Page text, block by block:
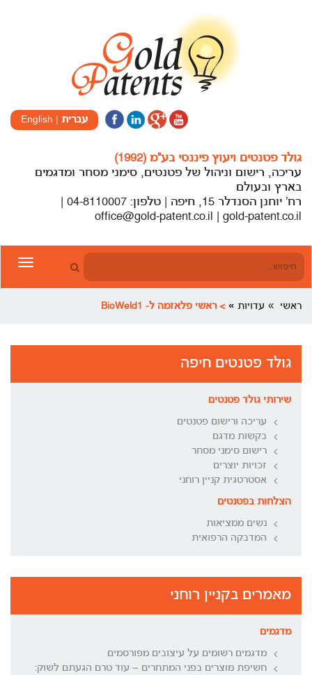
עברית English
גולד פטנטים ויעוץ פיננסי בע”מ (1992)
עריכה, רישום וניהול של פטנטים, סימני מסחר ומדגמים
בארץ ובעולם
office@gold-patent.co.il | gold-patent.co.il
ראשי עדויות > ראשי פלאזמה ל- BioWeld1
גולד פטנטים חיפה
שירותי גולד פטנטים
עריכה ורישום פטנטים
בקשות מדגם
רישום סימני מסחר
זכויות יוצרים
אסטרטגית קניין רוחני
הצלחות בפטנטים
נשים ממציאות
המדבקה הרפואית
מאמרים בקניין רוחני
מדגמים
מדגמים רשומים על עיצובים מפורסמים
חשיפת מוצרים בפני המתחרים – עוד טרם הגעתם לשוק: